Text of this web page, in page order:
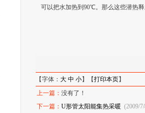
可以把水加热到90℃。那么这些潜热
【字体： 大 中 小】【打印本页】
上一篇： 没有了！
下一篇： U形管太阳能集热采暖 (2009/